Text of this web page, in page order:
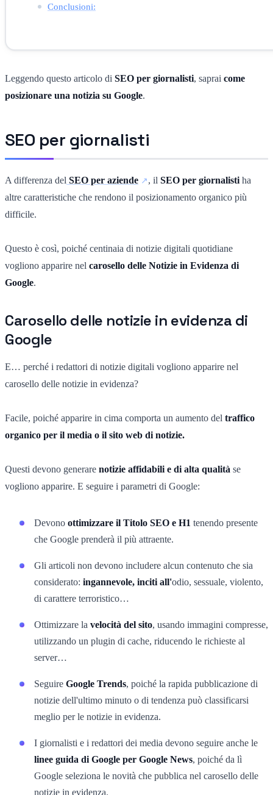
Conclusioni:
Leggendo questo articolo di SEO per giornalisti, saprai come
posizionare una notizia su Google.
SEO per giornalisti
A differenza del SEO per aziende , il SEO per giornalisti ha
altre caratteristiche che rendono il posizionamento organico più
difficile.
Questo è così, poiché centinaia di notizie digitali quotidiane
vogliono apparire nel carosello delle Notizie in Evidenza di
Google.
Carosello delle notizie in evidenza di
Google
E… perché i redattori di notizie digitali vogliono apparire nel
carosello delle notizie in evidenza?
Facile, poiché apparire in cima comporta un aumento del traffico
organico per il media o il sito web di notizie.
Questi devono generare notizie affidabili e di alta qualità se
vogliono apparire. E seguire i parametri di Google:
Devono ottimizzare il Titolo SEO e H1 tenendo presente
che Google prenderà il più attraente.
Gli articoli non devono includere alcun contenuto che sia
considerato: ingannevole, inciti all'odio, sessuale, violento,
di carattere terroristico…
Ottimizzare la velocità del sito, usando immagini compresse,
utilizzando un plugin di cache, riducendo le richieste al
server…
Seguire Google Trends, poiché la rapida pubblicazione di
notizie dell'ultimo minuto o di tendenza può classificarsi
meglio per le notizie in evidenza.
I giornalisti e i redattori dei media devono seguire anche le
linee guida di Google per Google News, poiché da lì
Google seleziona le novità che pubblica nel carosello delle
notizie in evidenza.